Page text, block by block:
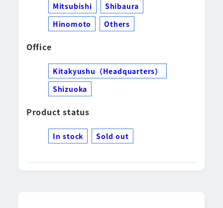
Mitsubishi
Shibaura
Hinomoto
Others
Office
Kitakyushu（Headquarters）
Shizuoka
Product status
In stock Sold out